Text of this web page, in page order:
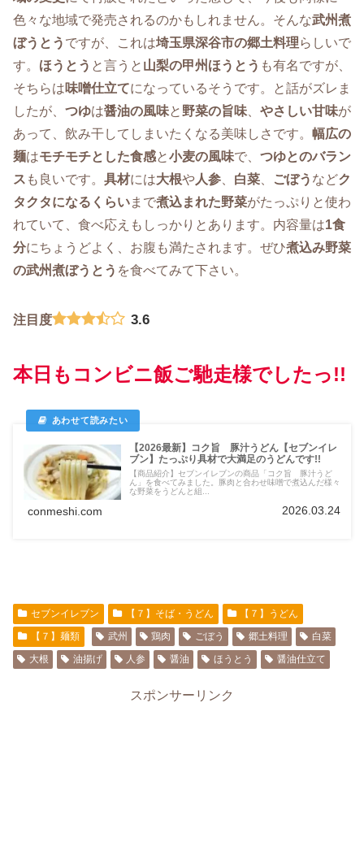
色々な地域で発売されるのかもしれません。そんな武州煮
ぼうとう ですが、これは埼玉県深谷市の郷土料理らしいで
す。 ほうとう と言うと 山梨の甲州ほうとう も有名ですが、
そちらは味噌仕立てになっているそうです。と話がズレま
したが、 つゆは醤油の風味と 野菜の旨味 やさしい甘味が
あって、飲み干してしまいたくなる美味しさです。 幅広の
麺はモチモチとした食感と小麦の風味で、 つゆとのバラン
ス も良いです。 具材には大根や人参 白菜 ごぼう などク
タクタになるくらいまで煮込まれた野菜がたっぷりと使わ
れていて、食べ応えもしっかりとあります。内容量は1食
分にちょうどよく、お腹も満たされます。ぜひ煮込み野菜
の武州煮ぼうとう を食べてみて下さい。
注目度 3.6
本日もコンビニ飯ご馳走様でしたっ!!
【2026最新】コク旨 豚汁うどん【セブンイレ
ブン】たっぷり具材で大満足のうどんです!!
【商品紹介】セブンイレブンの商品「コク旨 豚汁うど
ん」を食べてみました。豚肉と合わせ味噌で煮込んだ様々
な野菜をうどんと組...
conmeshi.com 2026.03.24
セブンイレブン 【７】そば・うどん
【７】うどん
【７】麺類
武州 鶏肉 ごぼう 郷土料理
白菜
大根
油揚げ 人参 醤油 ほうとう 醤油仕立て
スポンサーリンク